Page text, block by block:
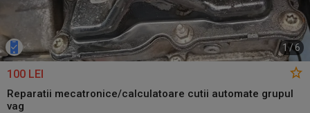
1/6
100 LEI
Reparatii mecatronice/calculatoare cutii automate grupul
vag